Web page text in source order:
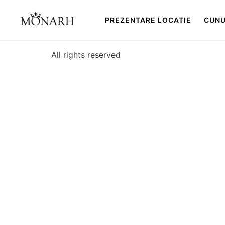
PREZENTARE LOCATIE
All rights reserved